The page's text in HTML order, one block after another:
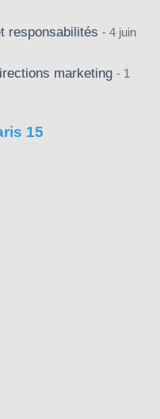
responsabilités
4 juin
marketing
1
15